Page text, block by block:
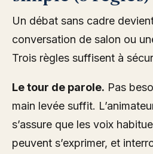
Un débat sans cadre
conversation de salon ou
Trois règles suffisent à
Le tour de parole. Pas
main levée suffit.
s’assure que les voix
peuvent s’exprimer, et